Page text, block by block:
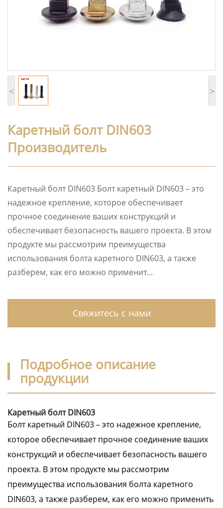
< >
Каретный болт DIN603
Производитель
Каретный болт DIN603 Болт каретный DIN603 – это
надежное крепление, которое обеспечивает
прочное соединение ваших конструкций и
обеспечивает безопасность вашего проекта. В этом
продукте мы рассмотрим преимущества
использования болта каретного DIN603, а также
разберем, как его можно применит...
Свяжитесь с нами
Подробное описание
продукции
Каретный болт DIN603
Болт каретный DIN603 – это надежное крепление,
которое обеспечивает прочное соединение ваших
конструкций и обеспечивает безопасность вашего
проекта. В этом продукте мы рассмотрим
преимущества использования болта каретного
DIN603, а также разберем, как его можно применить